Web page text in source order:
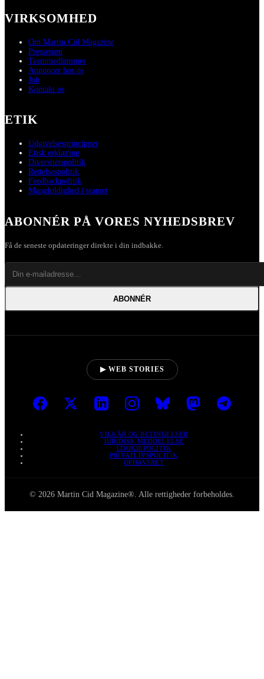
VIRKSOMHED
Om Martin Cid Magazine
Presserum
Teammedlemmer
Annoncer hos os
Job
Kontakt os
ETIK
Udgivelsesprincipper
Etisk erklæring
Diversitetspolitik
Rettelsespolitik
Feedbackpolitik
Mangfoldighed i teamet
ABONNÉR PÅ VORES NYHEDSBREV
Få de seneste opdateringer direkte i din indbakke.
ABONNÉR
▶ WEB STORIES
VILKÅR OG BETINGELSER
JURIDISK MEDDELELSE
COOKIEPOLITIK
PRIVATLIVSPOLITIK
OPHAVSRET
© 2026 Martin Cid Magazine®. Alle rettigheder forbeholdes.